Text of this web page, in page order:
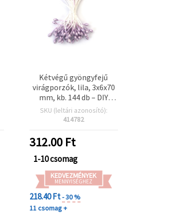
Kétvégű gyöngyfejű
virágporzók, lila, 3x6x70
mm, kb. 144 db – DIY
virágkészítéshez,
scrapbookinghoz,
SKU (leltári azonosító):
414782
312.00Ft
1-10 csomag
KEDVEZMÉNYEK
MENNYISÉGHEZ
218.40 Ft- 30 %
11 csomag +